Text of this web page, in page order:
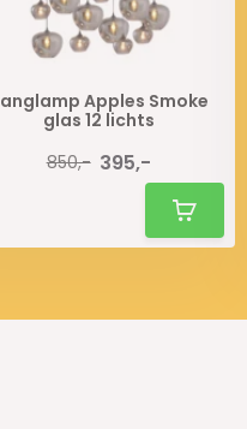
Apples Smoke
glas 12 lichts
850,- 395,-